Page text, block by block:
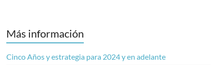
Más información
Cinco Años y estrategia para 2024 y en adelante